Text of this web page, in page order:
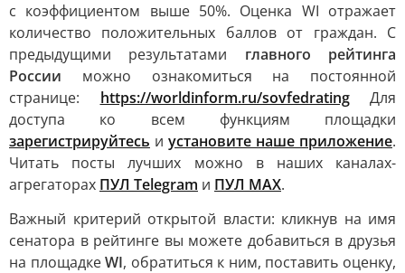
с коэффициентом выше 50%. Оценка WI отражает
количество положительных баллов от граждан. С
предыдущими результатами главного рейтинга
России можно ознакомиться на постоянной
странице: https://worldinform.ru/sovfedratingДля
доступа ко всем функциям площадки
зарегистрируйтесь и установите наше приложение.
Читать посты лучших можно в наших каналах-
агрегаторах ПУЛ Telegram и ПУЛ MAX.
Важный критерий открытой власти: кликнув на имя
сенатора в рейтинге вы можете добавиться в друзья
на площадкеWI, обратиться к ним, поставить оценку,